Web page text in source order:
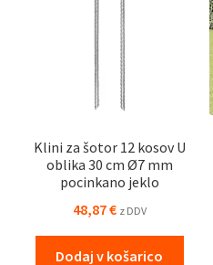
Klini za šotor 12 kosov U
oblika 30 cm Ø7 mm
pocinkano jeklo
48,87€ z DDV
Dodaj v košarico